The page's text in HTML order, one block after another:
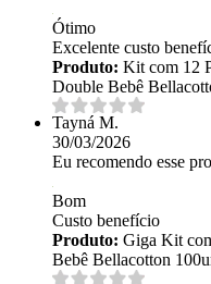
Ótimo
Excelente custo
Produto: Kit com 12
Double Bebê
Tayná M.
30/03/2026
Eu recomendo esse
Bom
Custo benefício
Produto: Giga Kit
Bebê Bellacotton